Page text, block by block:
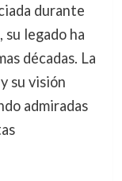
durante
su legado ha
décadas. La
su visión
admiradas